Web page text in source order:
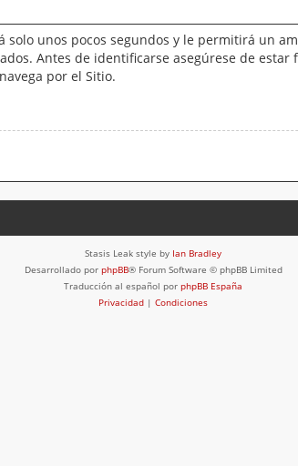
unos pocos segundos y le permitirá un
Antes de identificarse asegúrese de
por el Sitio.
Stasis Leak style by Ian Bradley
Desarrollado por phpBB® Forum Software © phpBB Limited
Traducción al español por phpBB España
Privacidad | Condiciones